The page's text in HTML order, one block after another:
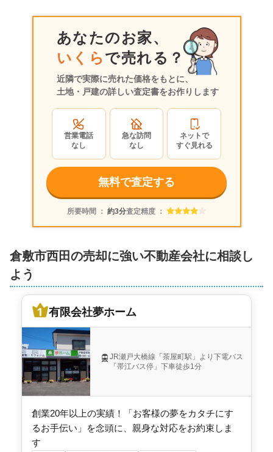
あなたのお家、
いくらで売れる？
近隣で実際に売れた価格をもとに、
土地・戸建の詳しい査定書をお作りします
営業電話
なし
急な訪問
なし
ネットで
すぐ見れる
無料で査定する
所要時間 ： 約3分査定精度 ：
倉敷市西田の売却に強い不動産会社に相談し
よう
有限会社夢ホーム
JR瀬戸大橋線「茶屋町駅」より下電バス
「帯江バス停」下車徒歩1分
創業20年以上の実績！「お客様の夢をカタチにす
るお手伝い」を念頭に、親身な対応をお約束しま
す